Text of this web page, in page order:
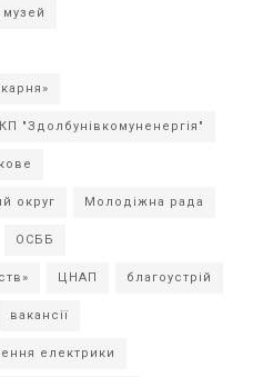
КП "Здолбунівкомуненергія"
округ Молодіжна рада
ОСББ
ЦНАП благоустрій
вакансії
електрики